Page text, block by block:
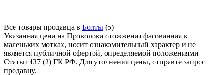
Все товары продавца в Болты (5)
Указанная цена на Проволока отожженая фасованная в
маленьких мотках, носит ознакомительный характер и не
является публичной офертой, определяемой положениями
Статьи 437 (2) ГК РФ. Для уточнения цены, отправте запрос
продавцу.